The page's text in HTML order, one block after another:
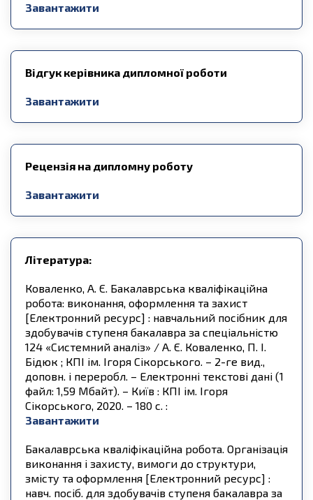
Завантажити
Відгук керівника дипломної роботи
Завантажити
Рецензія на дипломну роботу
Завантажити
Література:
Коваленко, А. Є. Бакалаврська кваліфікаційна
робота: виконання, оформлення та захист
[Електронний ресурс] : навчальний посібник для
здобувачів ступеня бакалавра за спеціальністю
124 «Системний аналіз» / А. Є. Коваленко, П. І.
Бідюк ; КПІ ім. Ігоря Сікорського. – 2-ге вид.,
доповн. і переробл. – Електронні текстові дані (1
файл: 1,59 Мбайт). – Київ : КПІ ім. Ігоря
Сікорського, 2020. – 180 c. :
Завантажити
Бакалаврська кваліфікаційна робота. Організація
виконання і захисту, вимоги до структури,
змісту та оформлення [Електронний ресурс] :
навч. посіб. для здобувачів ступеня бакалавра за